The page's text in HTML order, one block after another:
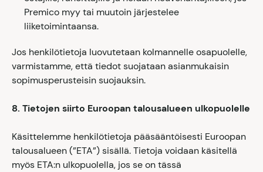
Premico myy tai muutoin järjestelee
liiketoimintaansa.
Jos henkilötietoja luovutetaan kolmannelle osapuolelle,
varmistamme, että tiedot suojataan asianmukaisin
sopimusperusteisin suojauksin.
8. Tietojen siirto Euroopan talousalueen ulkopuolelle
Käsittelemme henkilötietoja pääsääntöisesti Euroopan
talousalueen (”ETA”) sisällä. Tietoja voidaan käsitellä
myös ETA:n ulkopuolella, jos se on tässä